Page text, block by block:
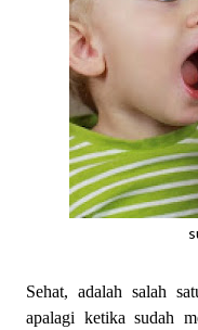
Sehat, adalah salah
apalagi ketika sudah